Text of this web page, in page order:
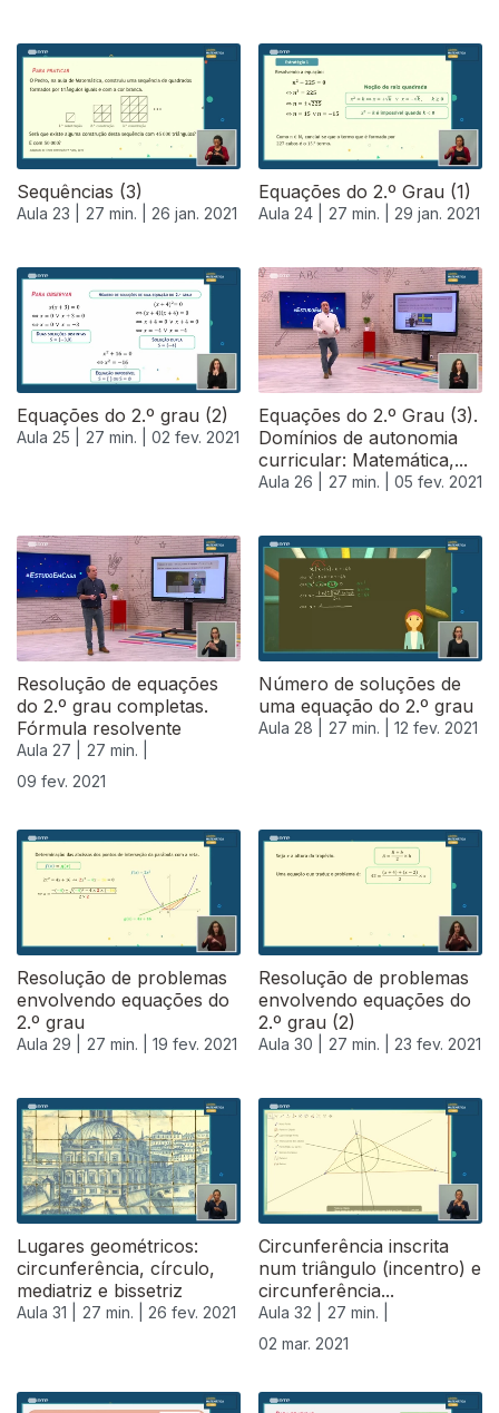
Sequências (3)
Aula 23 | 27 min. | 26 jan. 2021
Equações do 2.º Grau (1)
Aula 24 | 27 min. | 29 jan. 2021
520918
Equações do 2.º grau (2)
Aula 25 | 27 min. | 02 fev. 2021
Equações do 2.º Grau (3).
Domínios de autonomia
curricular: Matemática,...
Aula 26 | 27 min. | 05 fev. 2021
Resolução de equações
do 2.º grau completas.
Fórmula resolvente
Aula 27 |
27 min. |
09 fev. 2021
Número de soluções de
uma equação do 2.º grau
Aula 28 | 27 min. | 12 fev. 2021
Resolução de problemas
envolvendo equações do
2.º grau
Aula 29 | 27 min. | 19 fev. 2021
Resolução de problemas
envolvendo equações do
2.º grau (2)
Aula 30 | 27 min. | 23 fev. 2021
Lugares geométricos:
circunferência, círculo,
mediatriz e bissetriz
Aula 31 | 27 min. | 26 fev. 2021
Circunferência inscrita
num triângulo (incentro) e
circunferência...
Aula 32 |
27 min. |
02 mar. 2021